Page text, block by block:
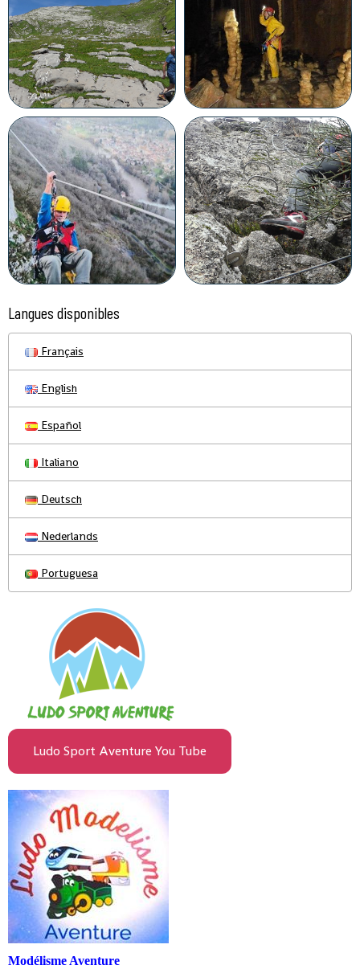
Langues disponibles
Français
English
Español
Italiano
Deutsch
Nederlands
Portuguesa
Ludo Sport Aventure You Tube
Modélisme Aventure